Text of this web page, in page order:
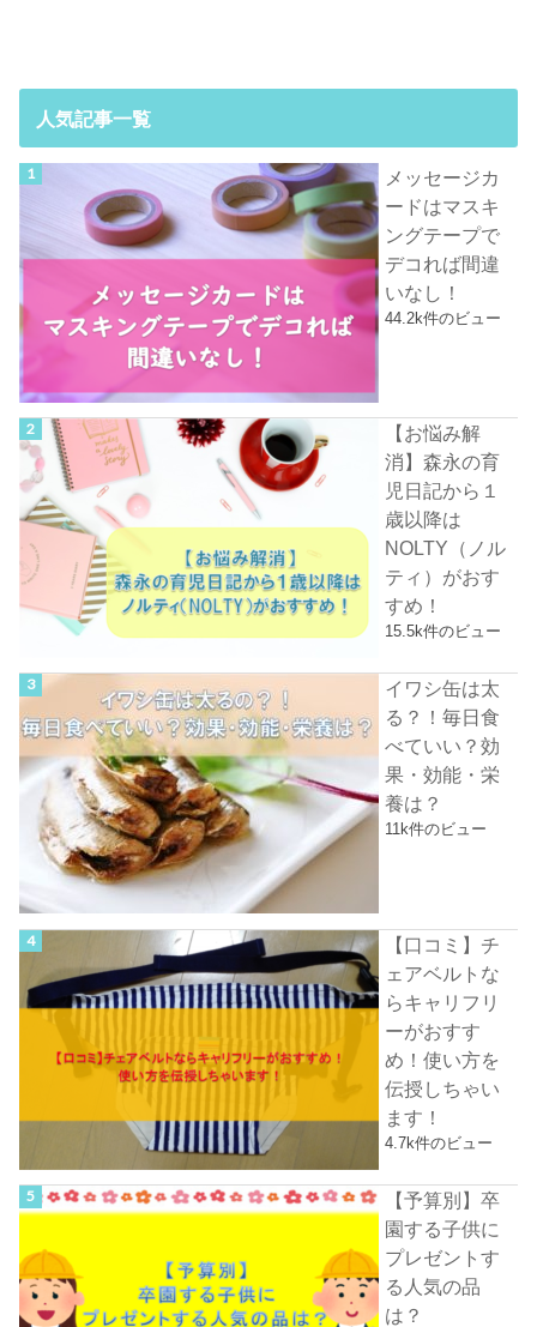
人気記事一覧
メッセージカ
ードはマスキ
ングテープで
デコれば間違
いなし！
44.2k件のビュー
【お悩み解
消】森永の育
児日記から１
歳以降は
NOLTY（ノル
ティ）がおす
すめ！
15.5k件のビュー
イワシ缶は太
る？！毎日食
べていい？効
果・効能・栄
養は？
11k件のビュー
【口コミ】チ
ェアベルトな
らキャリフリ
ーがおすす
め！使い方を
伝授しちゃい
ます！
4.7k件のビュー
【予算別】卒
園する子供に
プレゼントす
る人気の品
は？